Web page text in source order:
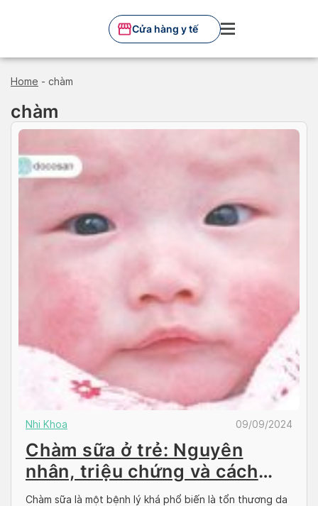
Cửa hàng y tế
Home - chàm
chàm
Nhi Khoa 09/09/2024
Chàm sữa ở trẻ: Nguyên
nhân, triệu chứng và cách
điều trị
Chàm sữa là một bệnh lý khá phổ biến là tổn thương da